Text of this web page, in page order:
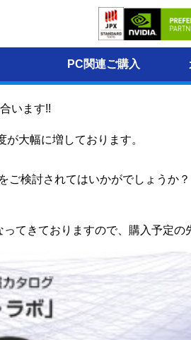
PC関連ご購入
います!!
大幅に増しております。
ご検討されてはいかがでしょうか？
てきておりますので、購入予定の